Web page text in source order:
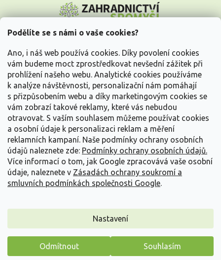
Podělíte se s námi o vaše cookies?
Ano, i náš web používá cookies. Díky povolení cookies
vám budeme moct zprostředkovat nevšední zážitek při
prohlížení našeho webu. Analytické cookies používáme
k analýze návštěvnosti, personalizační nám pomáhají
s přizpůsobením webu a díky marketingovým cookies se
vám zobrazí takové reklamy, které vás nebudou
otravovat. S vaším souhlasem můžeme používat cookies
a osobní údaje k personalizaci reklam a měření
reklamních kampaní. Naše podmínky ochrany osobních
údajů naleznete zde: Podmínky ochrany osobních údajů.
Více informací o tom, jak Google zpracovává vaše osobní
údaje, naleznete v Zásadách ochrany soukromí a
smluvních podmínkách společnosti Google.
Nastavení
Odmítnout Souhlasím
p
Vše o nákupu
Informace pro Vás
Kontakujte nás
Vytvořil Shoptet
Copyright 2026Zahradnictví Spomyšl. Všechna práva
vyhrazena.